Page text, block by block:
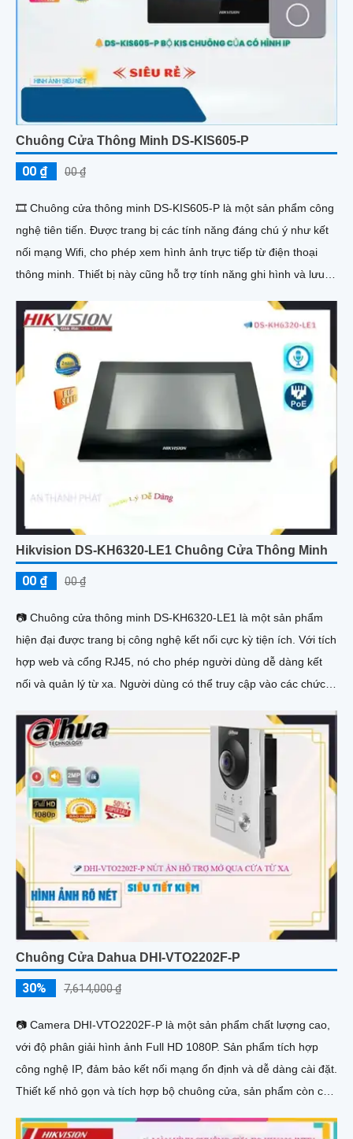
Chuông Cửa Thông Minh DS-KIS605-P
00 ₫ 00 ₫
🎞 Chuông cửa thông minh DS-KIS605-P là một sản phẩm công
nghệ tiên tiến. Được trang bị các tính năng đáng chú ý như kết
nối mạng Wifi, cho phép xem hình ảnh trực tiếp từ điện thoại
thông minh. Thiết bị này cũng hỗ trợ tính năng ghi hình và lưu
là chất lượng hình ảnh Full HD giúp giám sát tốt hơn. Ngoài ra,
Hikvision DS-KH6320-LE1 Chuông Cửa Thông Minh
00 ₫ 00 ₫
📷 Chuông cửa thông minh DS-KH6320-LE1 là một sản phẩm
hiện đại được trang bị công nghệ kết nối cực kỳ tiện ích. Với tích
hợp web và cổng RJ45, nó cho phép người dùng dễ dàng kết
nối và quản lý từ xa. Người dùng có thể truy cập vào các chức
bất kỳ đây điểm nào trên Internet. Điều này mang lại sự thuận
tiện và linh hoạt khi điều khiển và
Chuông Cửa Dahua DHI-VTO2202F-P
30% 7,614,000 ₫
📷 Camera DHI-VTO2202F-P là một sản phẩm chất lượng cao,
với độ phân giải hình ảnh Full HD 1080P. Sản phẩm tích hợp
công nghệ IP, đảm bảo kết nối mạng ổn định và dễ dàng cài đặt.
Thiết kế nhỏ gọn và tích hợp bộ chuông cửa, sản phẩm còn có
một cách dễ dàng.